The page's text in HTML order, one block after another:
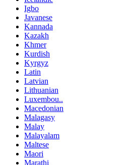
Igbo
Javanese
Kannada
Kazakh
Khmer
Kurdish
Kyrgyz
Latin
Latvian
Lithuanian
Luxembou..
Macedonian
Malagasy
Malay
Malayalam
Maltese
Maori
Marathi